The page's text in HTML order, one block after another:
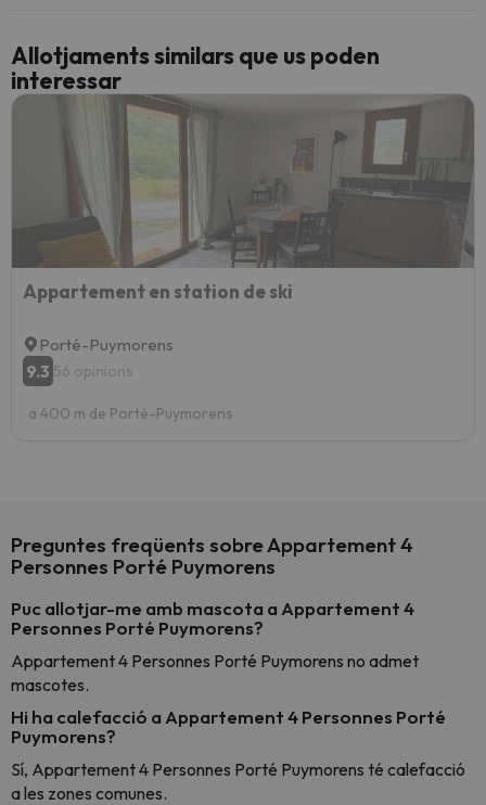
Allotjaments similars que us poden
interessar
Appartement en station de ski
Porté-Puymorens
9.3 56 opinions
a 400 m de Porté-Puymorens
Preguntes freqüents sobre Appartement 4
Personnes Porté Puymorens
Puc allotjar-me amb mascota a Appartement 4
Personnes Porté Puymorens?
Appartement 4 Personnes Porté Puymorens no admet
mascotes.
Hi ha calefacció a Appartement 4 Personnes Porté
Puymorens?
Sí, Appartement 4 Personnes Porté Puymorens té calefacció
a les zones comunes.